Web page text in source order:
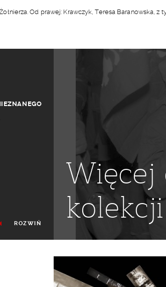
Od prawej: Krawczyk, Teresa Baranowska, z
ROZWIŃ
Więcej
kolekcji